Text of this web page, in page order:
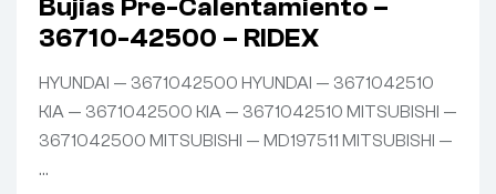
Bujias Pre-Calentamiento –
36710-42500 – RIDEX
HYUNDAI — 3671042500 HYUNDAI — 3671042510
KIA — 3671042500 KIA — 3671042510 MITSUBISHI —
3671042500 MITSUBISHI — MD197511 MITSUBISHI —
…